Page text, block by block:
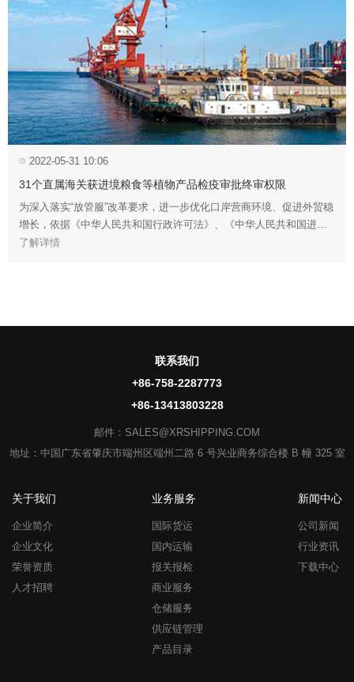
2022-05-31 10:06
31个直属海关获进境粮食等植物产品检疫审批终审权限
为深入落实“放管服”改革要求，进一步优化口岸营商环境、促进外贸稳
增长，依据《中华人民共和国行政许可法》、《中华人民共和国进出
境动植物检疫法》及其实施条例、《进境动植物检疫审批管理办法》
了解详情
联系我们
+86-758-2287773
+86-13413803228
邮件：SALES@XRSHIPPING.COM
地址：中国广东省肇庆市端州区端州二路 6 号兴业商务综合楼 B 幢 325 室
关于我们
企业简介
企业文化
荣誉资质
人才招聘
业务服务
国际货运
国内运输
报关报检
商业服务
仓储服务
供应链管理
产品目录
新闻中心
公司新闻
行业资讯
下载中心